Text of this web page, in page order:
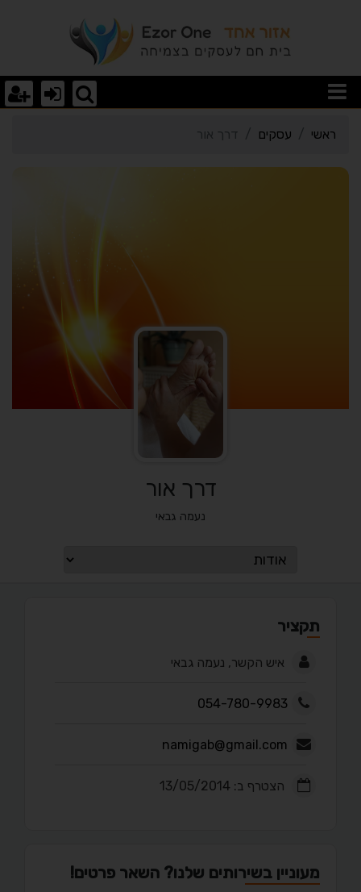
פרטי כרטיס העסק דרך אור
ראשי עסקים דרך אור
דרך אור
נעמה גבאי
תקציר
איש הקשר, נעמה גבאי
054-780-9983
namigab@gmail.com
הצטרף ב: 13/05/2014
מעוניין בשירותים שלנו? השאר פרטים!